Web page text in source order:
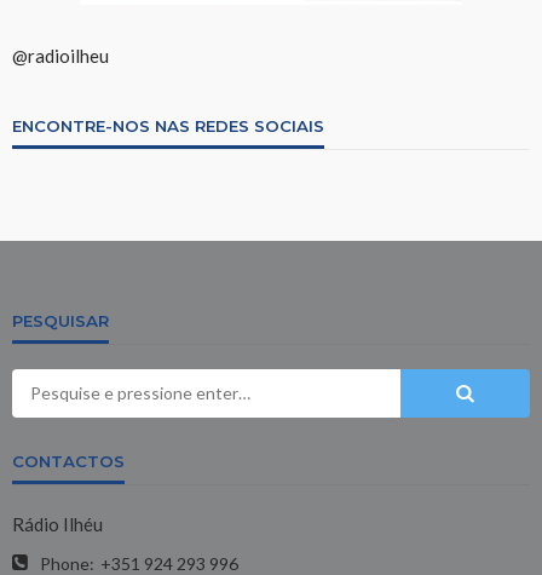
@radioilheu
ENCONTRE-NOS NAS REDES SOCIAIS
PESQUISAR
CONTACTOS
Rádio Ilhéu
Phone: +351 924 293 996